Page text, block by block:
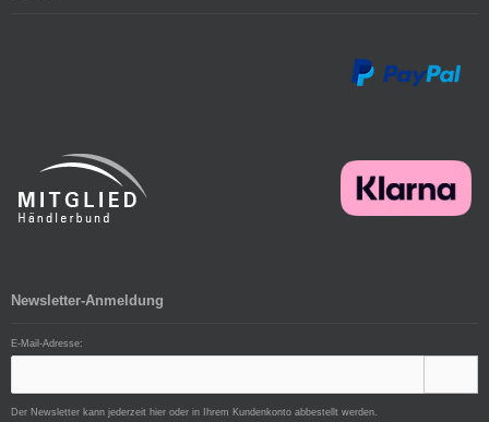
Newsletter-Anmeldung
E-Mail-Adresse:
Der Newsletter kann jederzeit hier oder in Ihrem Kundenkonto abbestellt werden.